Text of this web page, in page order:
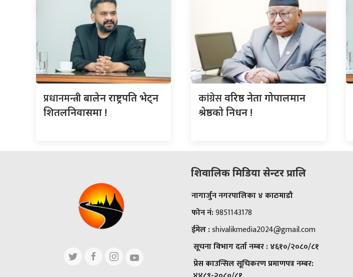
प्रधानमन्त्रीबालेन राष्ट्रपति भेट्न
शितलनिवासमा !
कांग्रेसवरिष्ठ नेता गोपालमान
श्रेष्ठको निधन !
शिवालिक मिडिया सेन्टर प्रालि
नागार्जुन नगरपालिका ४ काठमाडौ
फोन नं:9851143178
ईमेल :shivalikmedia2024@gmail.com
सूचना विभाग दर्ता नम्बर :४६१०/२०८०/८१
प्रेस काउन्सिल सूचिकरण प्रमाणपत्र नम्बर: